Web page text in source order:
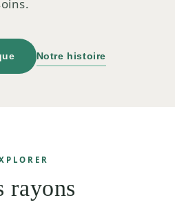
Notre histoire
rayons